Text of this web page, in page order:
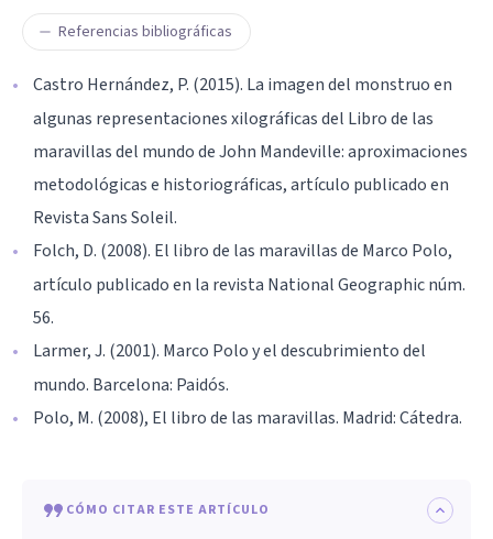
Referencias bibliográficas
Castro Hernández, P. (2015). La imagen del monstruo en
algunas representaciones xilográficas del Libro de las
maravillas del mundo de John Mandeville: aproximaciones
metodológicas e historiográficas, artículo publicado en
Revista Sans Soleil.
Folch, D. (2008). El libro de las maravillas de Marco Polo,
artículo publicado en la revista National Geographic núm.
56.
Larmer, J. (2001). Marco Polo y el descubrimiento del
mundo. Barcelona: Paidós.
Polo, M. (2008), El libro de las maravillas. Madrid: Cátedra.
CÓMO CITAR ESTE ARTÍCULO